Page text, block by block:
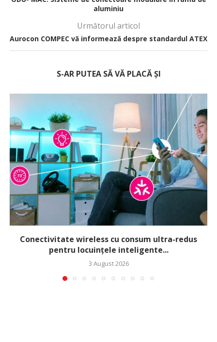
aluminiu
Următorul articol
Aurocon COMPEC vă informează despre standardul ATEX
S-AR PUTEA SĂ VĂ PLACĂ ȘI
Conectivitate wireless cu consum ultra-redus
pentru locuințele inteligente...
3 August 2026